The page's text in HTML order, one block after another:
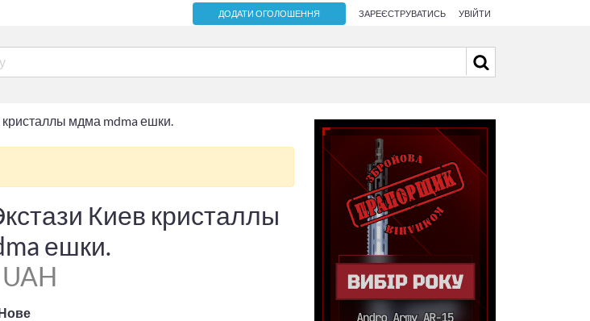
ДОДАТИ ОГОЛОШЕННЯ ЗАРЕЄСТРУВАТИСЬ УВІЙТИ
кристаллы мдма mdma ешки.
Киев кристаллы
ешки.